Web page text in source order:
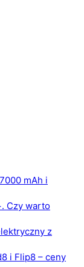
mAh i
Czy warto
z
i Flip8 – ceny